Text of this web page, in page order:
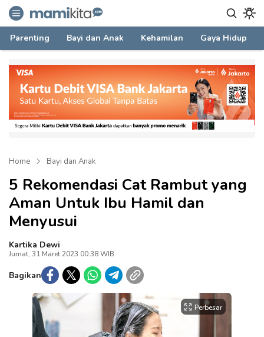
mamikita.com
Informasi Parenting untuk Mami Milenial
Parenting Bayi dan Anak Kehamilan Gaya Hidup
Home Bayi dan Anak
5 Rekomendasi Cat Rambut yang
Aman Untuk Ibu Hamil dan
Menyusui
Kartika Dewi
Jumat, 31 Maret 2023 00:38 WIB
Bagikan
Perbesar